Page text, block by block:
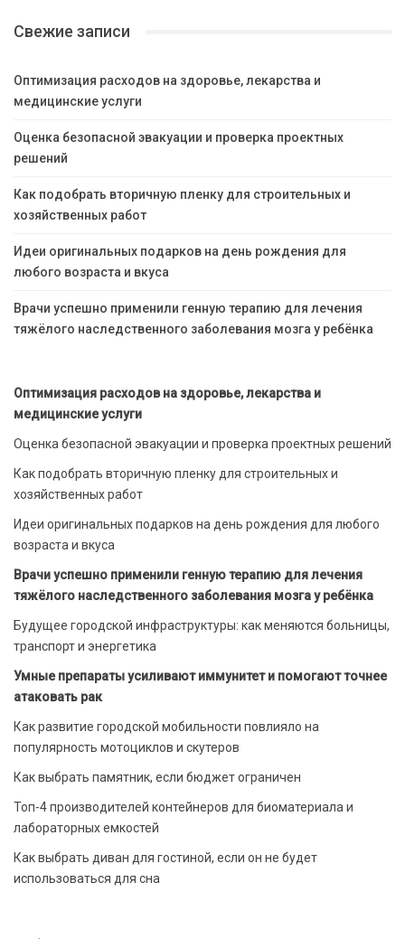
Свежие записи
Оптимизация расходов на здоровье, лекарства и
медицинские услуги
Оценка безопасной эвакуации и проверка проектных
решений
Как подобрать вторичную пленку для строительных и
хозяйственных работ
Идеи оригинальных подарков на день рождения для
любого возраста и вкуса
Врачи успешно применили генную терапию для лечения
тяжёлого наследственного заболевания мозга у ребёнка
Оптимизация расходов на здоровье, лекарства и
медицинские услуги
Оценка безопасной эвакуации и проверка проектных решений
Как подобрать вторичную пленку для строительных и
хозяйственных работ
Идеи оригинальных подарков на день рождения для любого
возраста и вкуса
Врачи успешно применили генную терапию для лечения
тяжёлого наследственного заболевания мозга у ребёнка
Будущее городской инфраструктуры: как меняются больницы,
транспорт и энергетика
Умные препараты усиливают иммунитет и помогают точнее
атаковать рак
Как развитие городской мобильности повлияло на
популярность мотоциклов и скутеров
Как выбрать памятник, если бюджет ограничен
Топ-4 производителей контейнеров для биоматериала и
лабораторных емкостей
Как выбрать диван для гостиной, если он не будет
использоваться для сна